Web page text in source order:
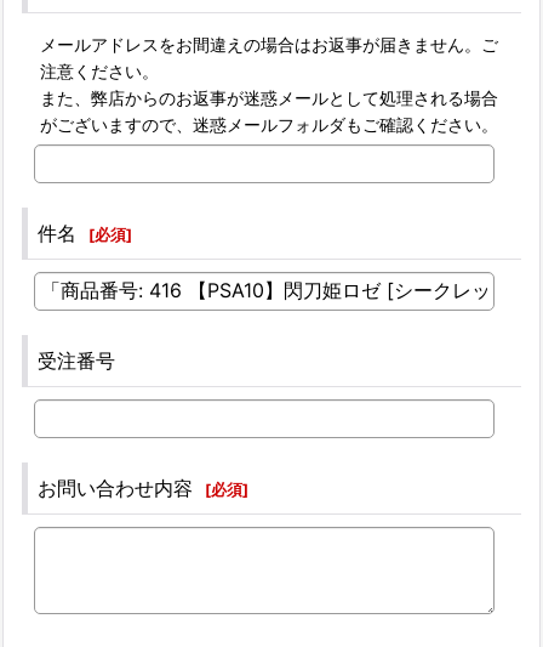
メールアドレスをお間違えの場合はお返事が届きません。ご
注意ください。
また、弊店からのお返事が迷惑メールとして処理される場合
がございますので、迷惑メールフォルダもご確認ください。
件名 [必須]
受注番号
お問い合わせ内容 [必須]